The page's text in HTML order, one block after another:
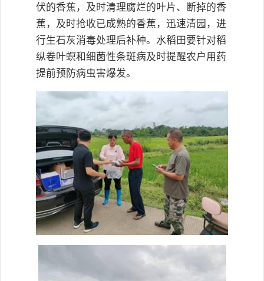
伏的香蕉，及时清理腐烂的叶片、断掉的香
蕉，及时抢收已成熟的香蕉，迅速清园，进
行生石灰消毒处理后补种。水稻田要针对稻
纵卷叶螟和细菌性条斑病及时提醒农户用药
提前预防病虫害爆发。